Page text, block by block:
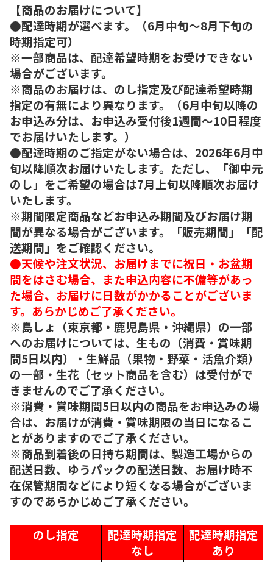
【商品のお届けについて】
●配達時期が選べます。（6月中旬～8月下旬の
時期指定可）
※一部商品は、配達希望時期をお受けできない
場合がございます。
※商品のお届けは、のし指定及び配達希望時期
指定の有無により異なります。（6月中旬以降の
お申込み分は、お申込み受付後1週間～10日程度
でお届けいたします。）
●配達時期のご指定がない場合は、2026年6月中
旬以降順次お届けいたします。ただし、「御中元
のし」をご希望の場合は7月上旬以降順次お届け
いたします。
※期間限定商品などお申込み期間及びお届け期
間が異なる場合がございます。「販売期間」「配
送期間」をご確認ください。
●天候や注文状況、お届けまでに祝日・お盆期
間をはさむ場合、また申込内容に不備等があっ
た場合、お届けに日数がかかることがございま
す。あらかじめご了承ください。
※島しょ（東京都・鹿児島県・沖縄県）の一部
へのお届けについては、生もの（消費・賞味期
間5日以内）・生鮮品（果物・野菜・活魚介類）
の一部・生花（セット商品を含む）は受付がで
きませんのでご了承ください。
※消費・賞味期間5日以内の商品をお申込みの場
合は、お届けが消費・賞味期限の当日になるこ
とがありますのでご了承ください。
※商品到着後の日持ち期間は、製造工場からの
配送日数、ゆうパックの配送日数、お届け時不
在保管期間などにより短くなる場合がございま
すのであらかじめご了承ください。
のし指定
配達時期指定
なし
配達時期指定
あり